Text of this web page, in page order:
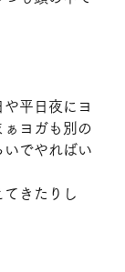
平日夜にヨ
ぁヨガも別の
いでやればい
てきたりし